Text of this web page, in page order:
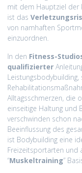
mit dem Hauptziel der
ist das
von namhaften
einzuordnen.
In den Fitness-
qualifizierter
Alltagsschmerzen, die
einseitige Haltung und
verschwinden schon
Beeinflussung des
ist Bodybuilding eine
Freizeitsportarten und
“Muskeltraining”